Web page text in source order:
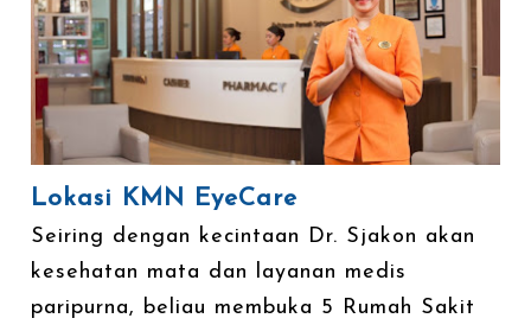
Lokasi KMN EyeCare
Seiring dengan kecintaan Dr. Sjakon akan
kesehatan mata dan layanan medis
paripurna, beliau membuka 5 Rumah Sakit